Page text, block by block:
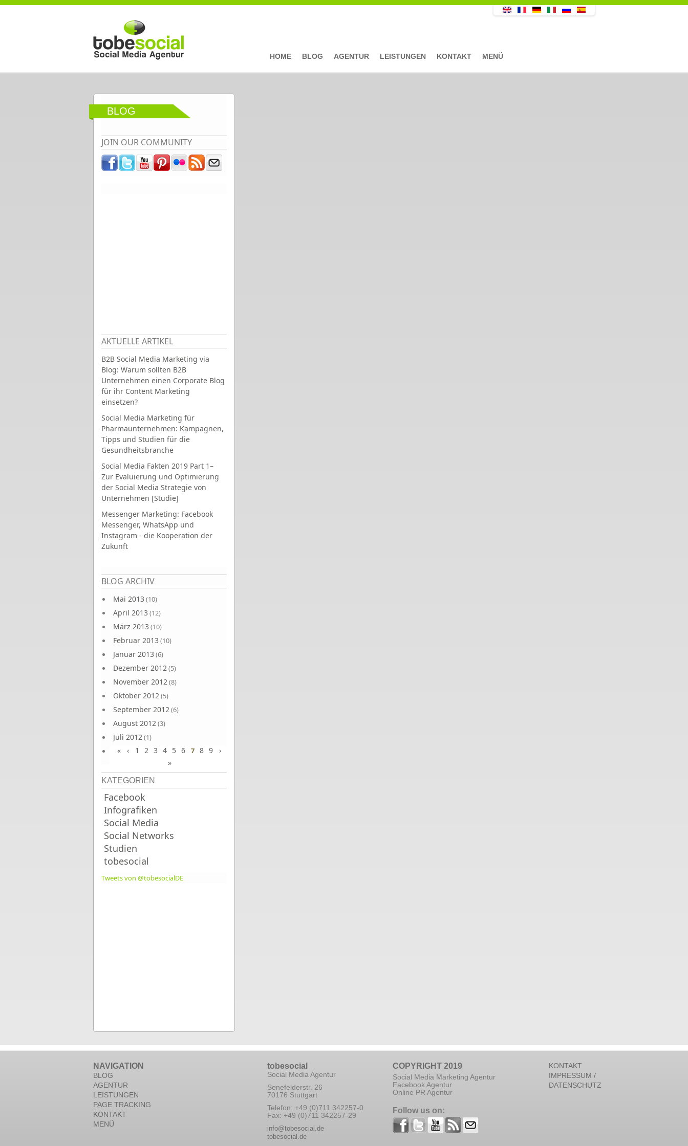
Direkt zum Inhalt
HOME BLOG AGENTUR LEISTUNGEN KONTAKT MENÜ
BLOG
JOIN OUR COMMUNITY
AKTUELLE ARTIKEL
B2B Social Media Marketing via
Blog: Warum sollten B2B
Unternehmen einen Corporate Blog
für ihr Content Marketing
einsetzen?
Social Media Marketing für
Pharmaunternehmen: Kampagnen,
Tipps und Studien für die
Gesundheitsbranche
Social Media Fakten 2019 Part 1–
Zur Evaluierung und Optimierung
der Social Media Strategie von
Unternehmen [Studie]
Messenger Marketing: Facebook
Messenger, WhatsApp und
Instagram - die Kooperation der
Zukunft
BLOG ARCHIV
Mai 2013 (10)
April 2013 (12)
März 2013 (10)
Februar 2013 (10)
Januar 2013 (6)
Dezember 2012(5)
November 2012(8)
Oktober 2012(5)
September 2012(6)
August 2012(3)
Juli 2012(1)
Juni 2012(4)
Seiten
« ‹ 1 2 3 4 5 6 7 8 9
›
»
KATEGORIEN
Facebook
Infografiken
Social Media
Social Networks
Studien
tobesocial
Tweets von @tobesocialDE
NAVIGATION
BLOG
AGENTUR
LEISTUNGEN
PAGE TRACKING
KONTAKT
MENÜ
tobesocial
Social Media Agentur
Senefelderstr. 26
70176 Stuttgart
Telefon: +49 (0)711 342257-0
Fax: +49 (0)711 342257-29
info@tobesocial.de
tobesocial.de
COPYRIGHT 2019
Social Media Marketing Agentur
Facebook Agentur
Online PR Agentur
Follow us on:
KONTAKT
IMPRESSUM /
DATENSCHUTZ